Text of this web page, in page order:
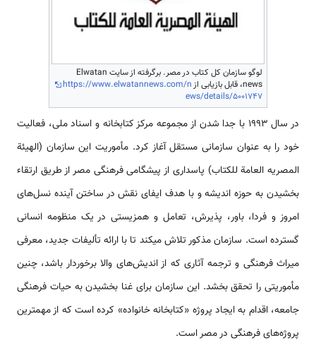
لوگو سازمان کل کتاب در مصر. برگرفته از سایت Elwatan
news، قابل بازیابی از
https://www.elwatannews.com/n
ews/details/5001747
در سال 1993 با جدا شدن از مجموعه مرکز کتابخانه و اسناد ملی، فعالیت
خود را به عنوان سازمانی مستقل آغاز کرد. مأموریت این سازمان (الهیئة
المصریه العامة للکتاب) پاسداری از پیشگامی فرهنگی مصر از طریق ارتقاء
بخشیدن به حوزه اندیشه و با هدف ایفای نقش در ساختن آینده نسل­‌های
امروز و فردا، باور، پذیرش، تعامل و همزیستی در یک منظومه انسانی
گسترده است. سازمان مذکور تلاش می­کند تا با ارائه تألیفات جدید، معرفی
میراث فرهنگی و ترجمه آثاری که از اندیش‌ه­ای والا برخوردار باشد، چنین
مأموریتی را تحقق بخشد. این سازمان برای غنا بخشیدن به حیات فرهنگی
جامعه، اقدام به ایجاد پروژه «کتابخانه خانواده» کرده است که از مهمترین
پروژه‌­های فرهنگی در مصر است.